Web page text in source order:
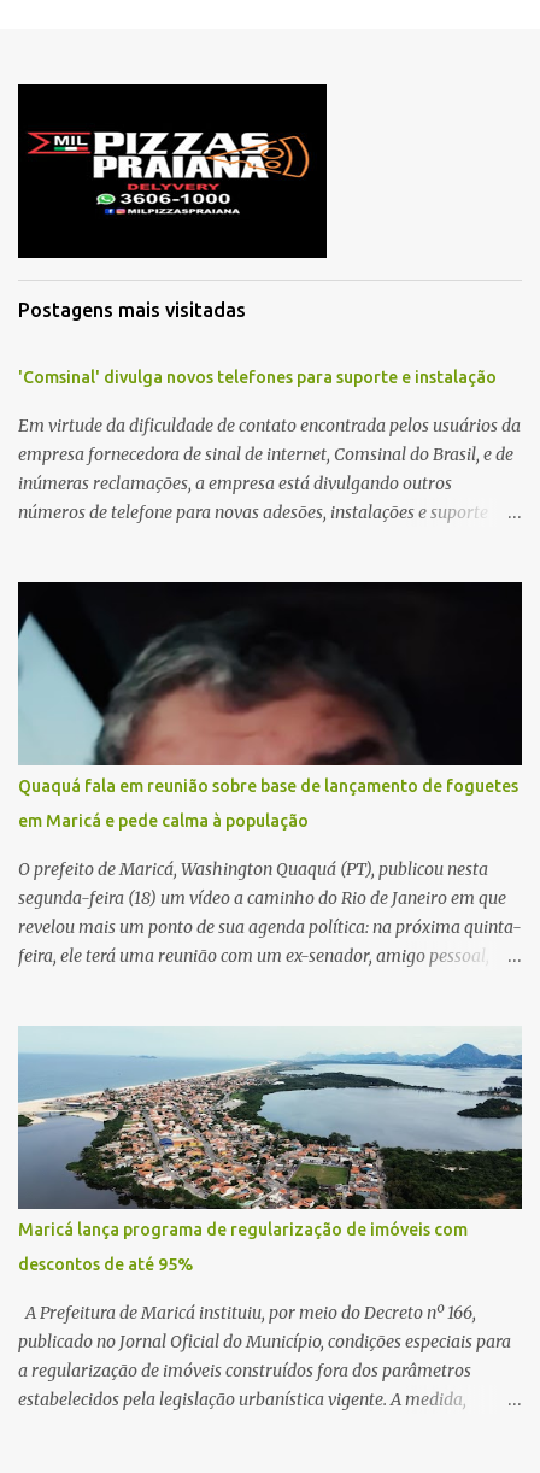
Postagens mais visitadas
'Comsinal' divulga novos telefones para suporte e instalação
Em virtude da dificuldade de contato encontrada pelos usuários da
empresa fornecedora de sinal de internet, Comsinal do Brasil, e de
inúmeras reclamações, a empresa está divulgando outros
números de telefone para novas adesões, instalações e suporte
Quaquá fala em reunião sobre base de lançamento de foguetes
em Maricá e pede calma à população
O prefeito de Maricá, Washington Quaquá (PT), publicou nesta
segunda-feira (18) um vídeo a caminho do Rio de Janeiro em que
revelou mais um ponto de sua agenda política: na próxima quinta-
feira, ele terá uma reunião com um ex-senador, amigo pessoal,
atenção pela ousadia do projeto, que colocaria Maricá em um
novo patamar de visibilidade tecnológica e estratégica. Segundo
Quaquá, a conversa será o início de um debate maior sobre a
viabilidade dessa estrutura na cidade. Durante o vídeo, o prefeito
também respondeu às críticas que vem recebendo. Segundo ele,
muitas pessoas estão dizendo que promete muito, mas não estaria
entregando resultados imediatos. Quaquá pediu paciência e
garantiu que os frutos começarão a aparecer em breve. “O pessoal
fala que eu prometo muito, mas não faço nada. Eu digo: calma.
Vocês Esperam, daqui a um ano o que será feito em Mari...
Maricá lança programa de regularização de imóveis com
descontos de até 95%
A Prefeitura de Maricá instituiu, por meio do Decreto nº 166,
publicado no Jornal Oficial do Município, condições especiais para
a regularização de imóveis construídos fora dos parâmetros
estabelecidos pela legislação urbanística vigente. A medida,